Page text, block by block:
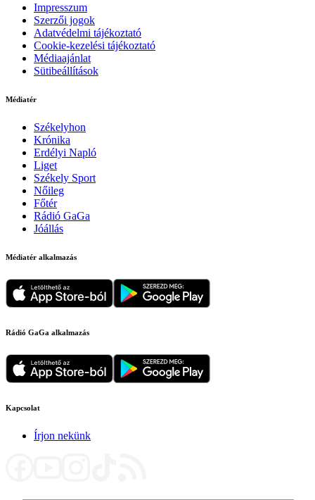
Impresszum
Szerzői jogok
Adatvédelmi tájékoztató
Cookie-kezelési tájékoztató
Médiaajánlat
Sütibeállítások
Médiatér
Székelyhon
Krónika
Erdélyi Napló
Liget
Székely Sport
Nőileg
Főtér
Rádió GaGa
Jóállás
Médiatér alkalmazás
Rádió GaGa alkalmazás
Kapcsolat
Írjon nekünk